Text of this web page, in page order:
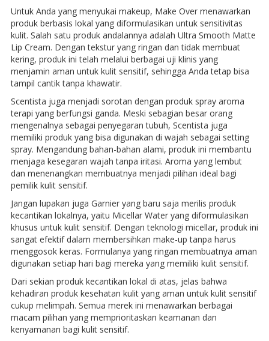
Untuk Anda yang menyukai makeup, Make Over menawarkan
produk berbasis lokal yang diformulasikan untuk sensitivitas
kulit. Salah satu produk andalannya adalah Ultra Smooth Matte
Lip Cream. Dengan tekstur yang ringan dan tidak membuat
kering, produk ini telah melalui berbagai uji klinis yang
menjamin aman untuk kulit sensitif, sehingga Anda tetap bisa
tampil cantik tanpa khawatir.
Scentista juga menjadi sorotan dengan produk spray aroma
terapi yang berfungsi ganda. Meski sebagian besar orang
mengenalnya sebagai penyegaran tubuh, Scentista juga
memiliki produk yang bisa digunakan di wajah sebagai setting
spray. Mengandung bahan-bahan alami, produk ini membantu
menjaga kesegaran wajah tanpa iritasi. Aroma yang lembut
dan menenangkan membuatnya menjadi pilihan ideal bagi
pemilik kulit sensitif.
Jangan lupakan juga Garnier yang baru saja merilis produk
kecantikan lokalnya, yaitu Micellar Water yang diformulasikan
khusus untuk kulit sensitif. Dengan teknologi micellar, produk ini
sangat efektif dalam membersihkan make-up tanpa harus
menggosok keras. Formulanya yang ringan membuatnya aman
digunakan setiap hari bagi mereka yang memiliki kulit sensitif.
Dari sekian produk kecantikan lokal di atas, jelas bahwa
kehadiran produk kesehatan kulit yang aman untuk kulit sensitif
cukup melimpah. Semua merek ini menawarkan berbagai
macam pilihan yang memprioritaskan keamanan dan
kenyamanan bagi kulit sensitif.